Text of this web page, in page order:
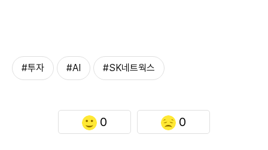
#투자 #AI #SK네트웍스
0 0